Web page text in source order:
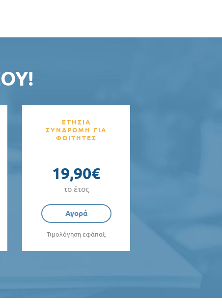
ΕΤΗΣΙΑ
ΣΥΝΔΡΟΜΗ ΓΙΑ
ΦΟΙΤΗΤΕΣ
19,90€
το έτος
Αγορά
Τιμολόγηση εφάπαξ